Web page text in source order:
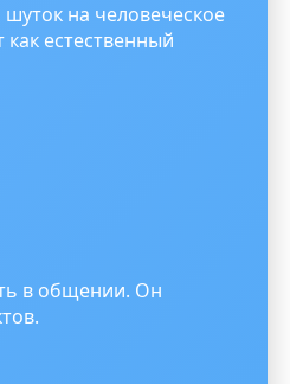
на человеческое
естественный
в общении. Он